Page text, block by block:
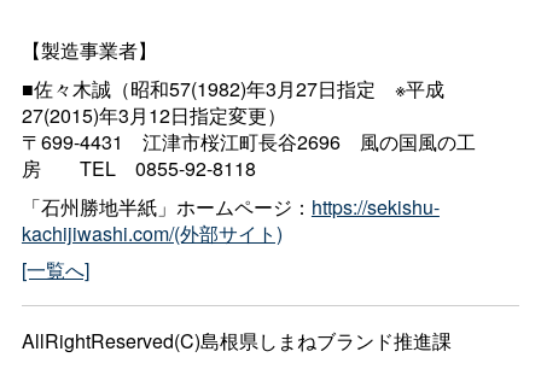
【製造事業者】
■佐々木誠（昭和57(1982)年3月27日指定 ※平成
27(2015)年3月12日指定変更）
〒699-4431 江津市桜江町長谷2696 風の国風の工
房 TEL 0855-92-8118
「石州勝地半紙」ホームページ： https://sekishu-
kachijiwashi.com/(外部サイト)
[一覧へ]
AllRightReserved(C)島根県しまねブランド推進課